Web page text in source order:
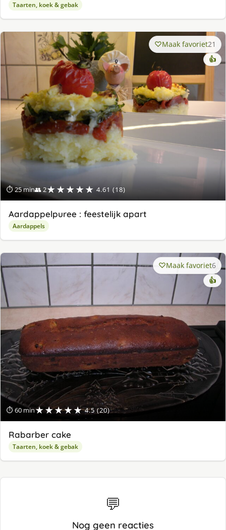
Taarten, koek & gebak
⏱ 25 min👥 2★★★★★ 4.61 (18)
Maak favoriet21
👍
Aardappelpuree : feestelijk apart
Aardappels
⏱ 60 min★★★★★ 4.5 (20)
Maak favoriet6
👍
Rabarber cake
Taarten, koek & gebak
💬
Nog geen reacties